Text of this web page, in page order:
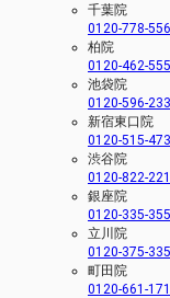
千葉院
0120-778-556
柏院
0120-462-555
池袋院
0120-596-233
新宿東口院
0120-515-473
渋谷院
0120-822-221
銀座院
0120-335-355
立川院
0120-375-335
町田院
0120-661-171